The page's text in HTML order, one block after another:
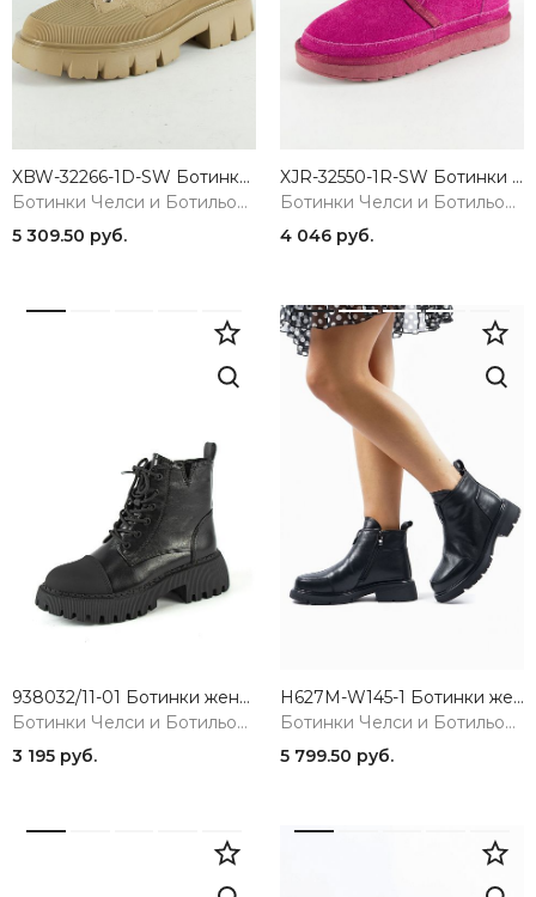
XBW-32266-1D-SW Ботинки женские Madella
Ботинки Челси и Ботильоны
5 309.50 руб.
XJR-32550-1R-SW Ботинки женские Madella
Ботинки Челси и Ботильоны
4 046 руб.
938032/11-01 Ботинки женские BETSY
Ботинки Челси и Ботильоны
3 195 руб.
H627M-W145-1 Ботинки женские 365
Ботинки Челси и Ботильоны
5 799.50 руб.